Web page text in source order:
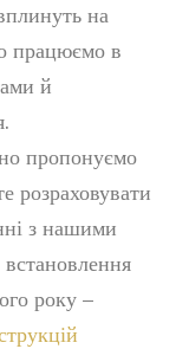
на
працюємо в
й
пропонуємо
розраховувати
з нашими
року –